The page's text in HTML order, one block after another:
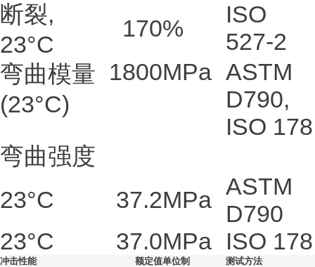
断裂,
23°C
170%
ISO
527-2
弯曲模量
(23°C)
1800MPa ASTM
D790,
ISO 178
弯曲强度
23°C
37.2MPa ASTM
D790
23°C
37.0MPa ISO 178
冲击性能 额定值单位制 测试方法